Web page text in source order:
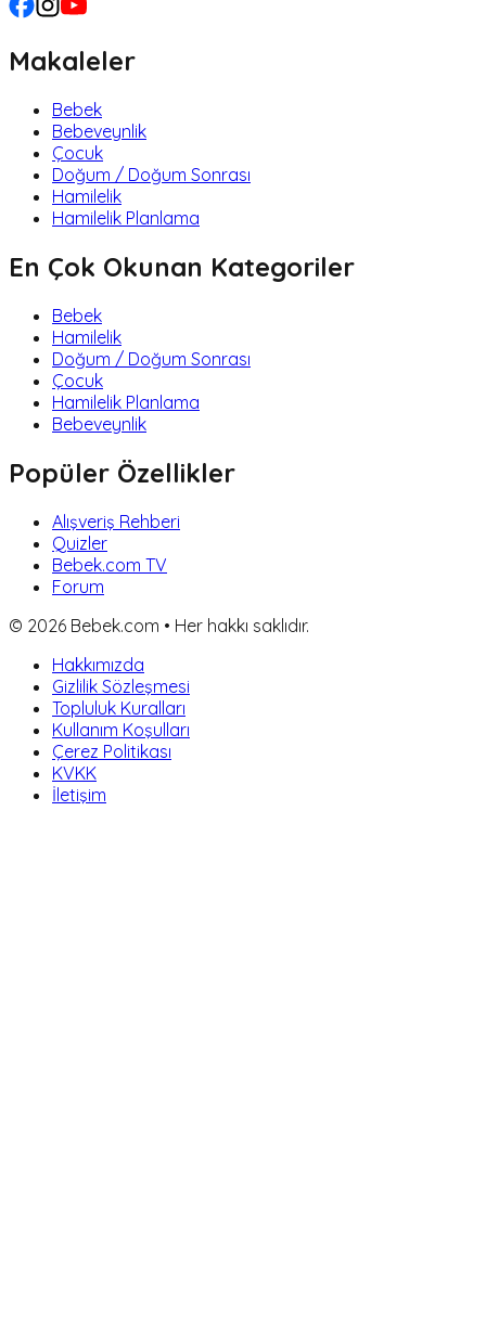
Makaleler
Bebek
Bebeveynlik
Çocuk
Doğum / Doğum Sonrası
Hamilelik
Hamilelik Planlama
En Çok Okunan Kategoriler
Bebek
Hamilelik
Doğum / Doğum Sonrası
Çocuk
Hamilelik Planlama
Bebeveynlik
Popüler Özellikler
Alışveriş Rehberi
Quizler
Bebek.com TV
Forum
© 2026 Bebek.com • Her hakkı saklıdır.
Hakkımızda
Gizlilik Sözleşmesi
Topluluk Kuralları
Kullanım Koşulları
Çerez Politikası
KVKK
İletişim